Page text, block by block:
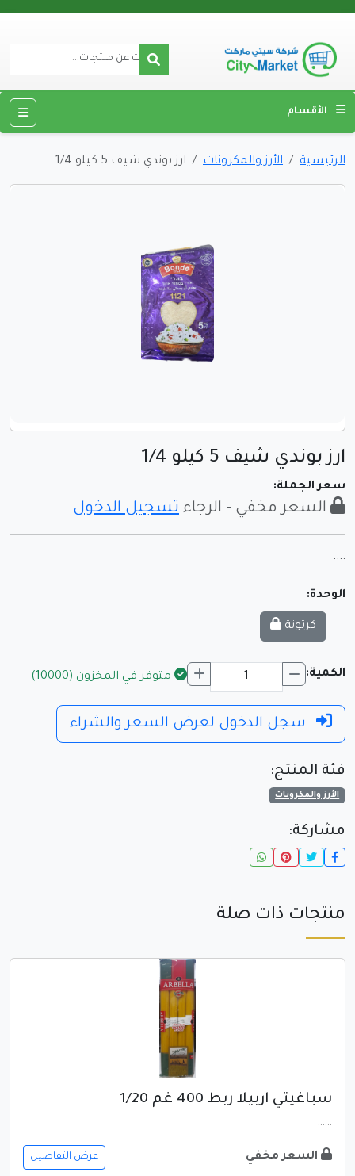
الأقسام
الرئيسية الأرز والمكرونات ارز بوندي شيف 5 كيلو 1/4
ارز بوندي شيف 5 كيلو 1/4
سعر الجملة:
السعر مخفي - الرجاء تسجيل الدخول
....
الوحدة:
كرتونة
الكمية: متوفر في المخزون (10000)
سجل الدخول لعرض السعر والشراء
فئة المنتج:
الأرز والمكرونات
مشاركة:
منتجات ذات صلة
سباغيتي اربيلا ربط 400 غم 1/20
......
السعر مخفي عرض التفاصيل